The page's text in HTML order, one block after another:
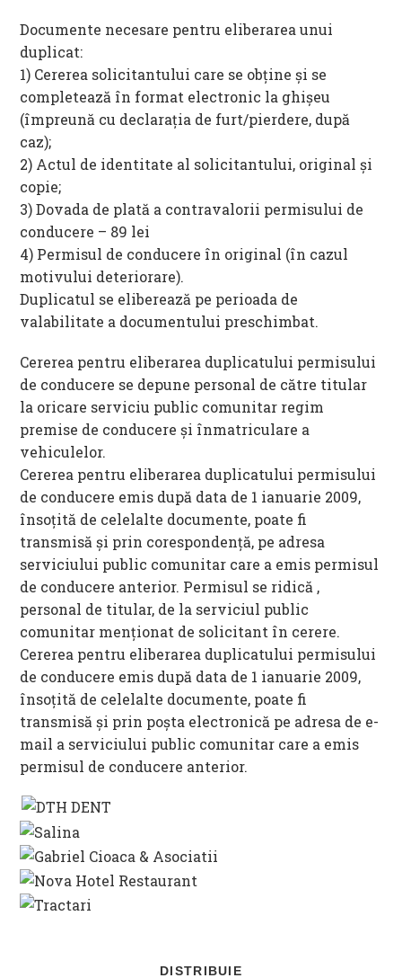
Documente necesare pentru eliberarea unui
duplicat:
1) Cererea solicitantului care se obține și se
completează în format electronic la ghișeu
(împreună cu declarația de furt/pierdere, după
caz);
2) Actul de identitate al solicitantului, original şi
copie;
3) Dovada de plată a contravalorii permisului de
conducere – 89 lei
4) Permisul de conducere în original (în cazul
motivului deteriorare).
Duplicatul se eliberează pe perioada de
valabilitate a documentului preschimbat.
Cererea pentru eliberarea duplicatului permisului
de conducere se depune personal de către titular
la oricare serviciu public comunitar regim
premise de conducere și înmatriculare a
vehiculelor.
Cererea pentru eliberarea duplicatului permisului
de conducere emis după data de 1 ianuarie 2009,
însoțită de celelalte documente, poate fi
transmisă și prin corespondență, pe adresa
serviciului public comunitar care a emis permisul
de conducere anterior. Permisul se ridică ,
personal de titular, de la serviciul public
comunitar menționat de solicitant în cerere.
Cererea pentru eliberarea duplicatului permisului
de conducere emis după data de 1 ianuarie 2009,
însoțită de celelalte documente, poate fi
transmisă și prin poșta electronică pe adresa de e-
mail a serviciului public comunitar care a emis
permisul de conducere anterior.
DISTRIBUIE